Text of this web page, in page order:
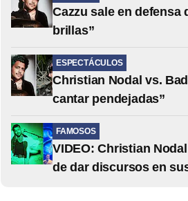
Cazzu sale en defensa
brillas”
ESPECTÁCULOS
Christian Nodal vs.
cantar pendejadas”
FAMOSOS
VIDEO: Christian
de dar discursos en